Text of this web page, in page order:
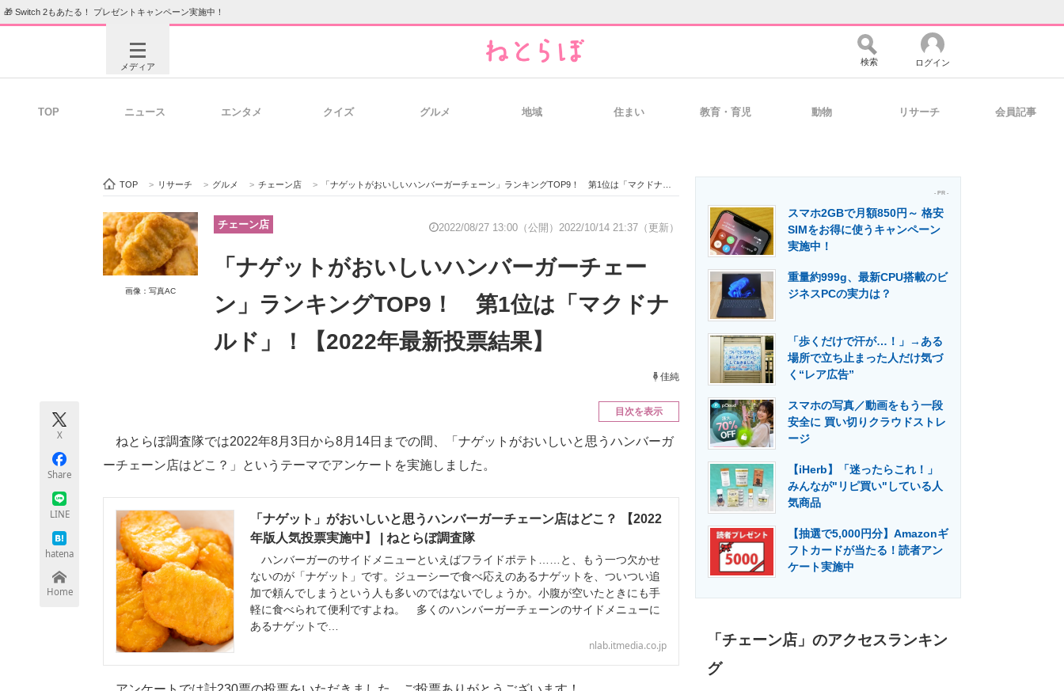
🎁 Switch 2もあたる！ プレゼントキャンペーン実施中！
メディア
ビジネスと働き方のヒント 経営リーダーのコミュニティ マーケ×ITの今がよく分かる
ITエンジニア向け専門サイト 製造業のIT導入・活用を支援
エネルギーの専門メディア 建設×テクノロジーの最前線
ちょっと気になるネットの話題
検索 ログイン
TOP ニュース エンタメ クイズ グルメ 地域 住まい 教育・育児 動物 リサーチ 会員記事
TOP > リサーチ > グルメ > チェーン店 > 「ナゲットがおいしいハンバーガーチェーン」ランキングTOP9！ 第1位は「マクドナルド」！【2022年最新投票結果】
画像：写真AC
チェーン店 2022/08/27 13:00（公開） 2022/10/14 21:37（更新）
「ナゲットがおいしいハンバーガーチェー
ン」ランキングTOP9！ 第1位は「マクドナ
ルド」！【2022年最新投票結果】
佳純
X
Share
LINE
hatena
Home
目次を表示
ねとらぼ調査隊では2022年8月3日から8月14日までの間、「ナゲットがおいしいと思うハンバーガ
ーチェーン店はどこ？」というテーマでアンケートを実施しました。
「ナゲット」がおいしいと思うハンバーガーチェーン店はどこ？ 【2022
年版人気投票実施中】 | ねとらぼ調査隊
ハンバーガーのサイドメニューといえばフライドポテト……と、もう一つ欠かせ
ないのが「ナゲット」です。ジューシーで食べ応えのあるナゲットを、ついつい追
加で頼んでしまうという人も多いのではないでしょうか。小腹が空いたときにも手
軽に食べられて便利ですよね。 多くのハンバーガーチェーンのサイドメニューに
あるナゲットで…
nlab.itmedia.co.jp
- PR -
スマホ2GBで月額850円～ 格安
SIMをお得に使うキャンペーン
実施中！
重量約999g、最新CPU搭載のビ
ジネスPCの実力は？
「歩くだけで汗が…！」→ある
場所で立ち止まった人だけ気づ
く“レア広告”
スマホの写真／動画をもう一段
安全に 買い切りクラウドストレ
ージ
【iHerb】「迷ったらこれ！」
みんなが"リピ買い"している人
気商品
【抽選で5,000円分】Amazonギ
フトカードが当たる！読者アン
ケート実施中
「チェーン店」のアクセスランキン
グ